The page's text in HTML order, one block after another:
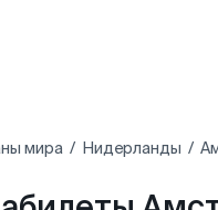
мира Нидерланды